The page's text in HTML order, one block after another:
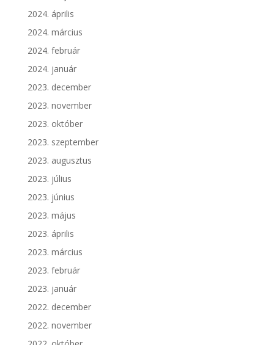
2024. április
2024. március
2024. február
2024. január
2023. december
2023. november
2023. október
2023. szeptember
2023. augusztus
2023. július
2023. június
2023. május
2023. április
2023. március
2023. február
2023. január
2022. december
2022. november